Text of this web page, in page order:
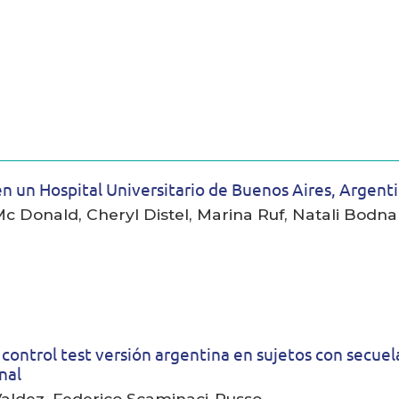
un Hospital Universitario de Buenos Aires,
Donald, Cheryl Distel, Marina Ruf, Natali
test versión argentina en sujetos con